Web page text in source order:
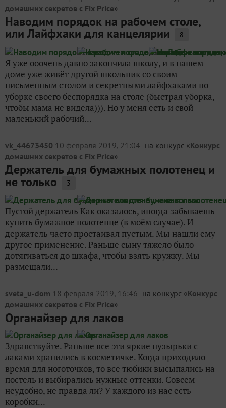
домашних секретов с Fix Price»
Наводим порядок на рабочем столе,
или Лайфхаки для канцелярии 8
Я уже ооочень давно закончила школу, и в нашем
доме уже живёт другой школьник со своим
письменным столом и секретными лайфхаками по
уборке своего беспорядка на столе (быстрая уборка,
чтобы мама не видела))). Но у меня есть и свой
маленький рабочий...
vk_44673450 10 февраля 2019, 21:04 на конкурс «Конкурс
домашних секретов с Fix Price»
Держатель для бумажных полотенец и
не только 3
Пустой держатель Как оказалось, иногда забываешь
купить бумажное полотенце (в моём случае). И
держатель часто простаивал пустым. Мы нашли ему
другое применение. Раньше сыну тяжело было
дотягиваться до шкафа, чтобы взять кружку. Мы
размещали...
sveta_u-dom 18 февраля 2019, 16:46 на конкурс «Конкурс
домашних секретов с Fix Price»
Органайзер для лаков
Здравствуйте. Раньше все эти яркие пузырьки с
лаками хранились в косметичке. Когда приходило
время для ноготочков, то все тюбики высыпались на
постель и выбирались нужные оттенки. Совсем
неудобно, не правда ли? У каждого из нас есть
коробки...